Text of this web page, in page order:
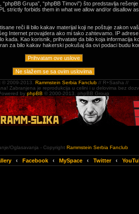
Grupa”, “phpBB Timovi”) što predstavlja
strictly forbids them in what we allow and/or disallow
reči ili bilo kakav materijal koji ne poštuje zakon
Internet provajdera ako mi tako zahtevamo. IP
kada. Kao korisnik, prihvatate da bilo koja
za bilo kakav hakerski pokušaj da ovi podaci budu
© 2009-2013. Rammstein Serbia Fanclub // R+Sasha //
Zabranjena je reprodukcija u celini i u delovima bez
by phpBB © 2000-2013. phpBB Group
Oglasavanja - Copyright Rammstein Serbia Fanclub
‹ Facebook ‹ MySpace ‹ Twitter ‹